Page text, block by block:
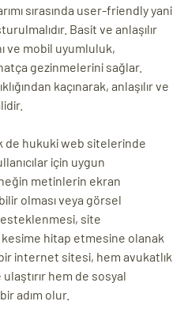
sırasında user-friendly yani
Basit ve anlaşılır
ve mobil uyumluluk,
gezinmelerini sağlar.
kaçınarak, anlaşılır ve
de hukuki web sitelerinde
için uygun
metinlerin ekran
olması veya görsel
site
hitap etmesine olanak
internet sitesi, hem avukatlık
hem de sosyal
adım olur.